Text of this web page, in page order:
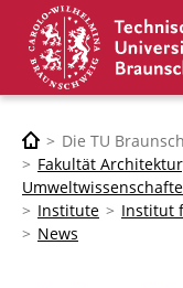
Die TU
Fakultät
Institute
Institut
News